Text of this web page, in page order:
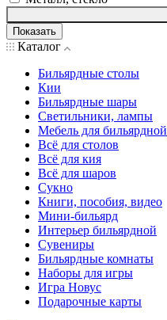
Показать
Каталог
Бильярдные столы
Кии
Бильярдные шары
Светильники, лампы
Мебель для бильярдной
Всё для столов
Всё для кия
Всё для шаров
Сукно
Книги, пособия, видео
Мини-бильярд
Интерьер бильярдной
Сувениры
Бильярдные комнаты
Наборы для игры
Игра Новус
Подарочные карты